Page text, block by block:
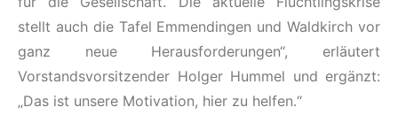
stellt auch die Tafel Emmendingen und Waldkirch vor
ganz neue Herausforderungen“, erläutert
Vorstandsvorsitzender Holger Hummel und ergänzt:
„Das ist unsere Motivation, hier zu helfen.“